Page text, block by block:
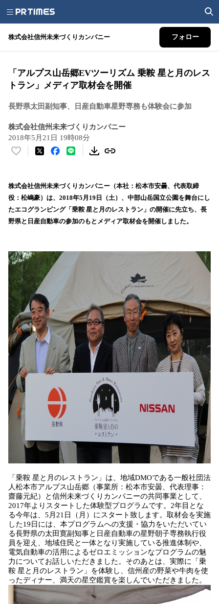
株式会社信州未来づくりカンパニー フォロー
「アルプス山岳郷EVツーリズム 乗鞍 星と月のレス
トラン」メディア取材会を開催
長野県太田副知事、日産自動車星野専務も体験会に参加
株式会社信州未来づくりカンパニー
2018年5月21日 19時08分
い
！
数
を
読
中
で
す
株式会社信州未来づくりカンパニー（本社：松本市安曇、代表取締
役：松嶋豪）は、2018年5月19日（土）、中部山岳国立公園を舞台にし
たエコグランピング「乗鞍 星と月のレストラン」の開催に先立ち、長
野県と日産自動車の参加のもとメディア取材会を開催しました。
「乗鞍 星と月のレストラン」は、地域DMOである一般社団法
人松本市アルプス山岳郷（事業所：松本市安曇、代表理事：
齋藤元紀）と信州未来づくりカンパニーの共同事業として、
2017年よりスタートした体験型プログラムです。2年目とな
る今年は、5月21日（月）にスタート致します。取材会を実施
した19日には、本プログラムへの支援・協力をいただいてい
る長野県の太田寛副知事と日産自動車の星野朝子専務執行役
員を迎え、地域住民と一体となり実施している推進体制や、
電気自動車の活用によるゼロエミッションなプログラムの魅
力についてお話しいただきました。そのあとは、実際に「乗
鞍 星と月のレストラン」を体験し、信州産の野菜や牛肉を使
ったディナー、満天の星空鑑賞を楽しんでいただきました。